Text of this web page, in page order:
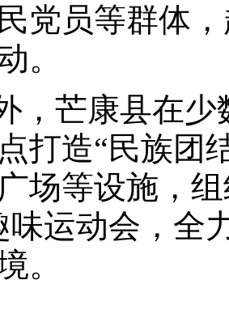
党员等群体
。
，芒康县在
打造“民族团
场等设施，
味运动会，全
。